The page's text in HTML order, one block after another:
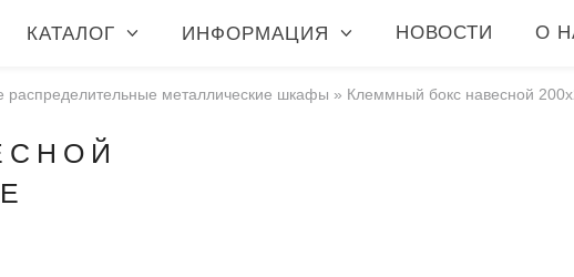
КАТАЛОГ ИНФОРМАЦИЯ НОВОСТИ О
распределительные металлические шкафы » Клеммный бокс навесной